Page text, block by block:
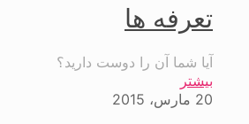
تعرفه ها
آیا شما آن را دوست دارید؟
بیشتر
20 مارس، 2015